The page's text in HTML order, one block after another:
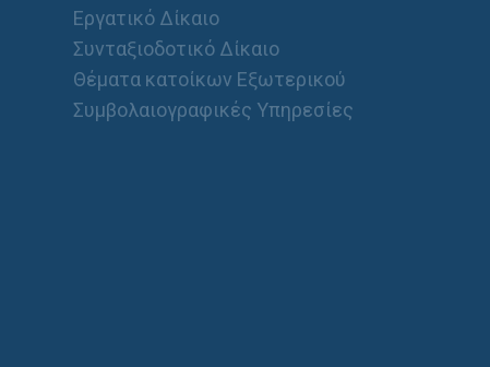
Εργατικό Δίκαιο
Συνταξιοδοτικό Δίκαιο
Θέματα κατοίκων Εξωτερικού
Συμβολαιογραφικές Υπηρεσίες